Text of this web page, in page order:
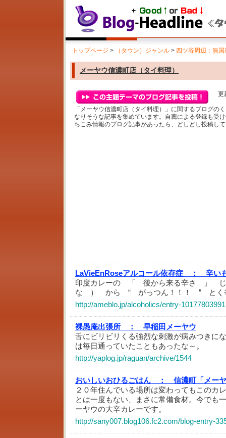
トップページ > （タウン）ジャンル > 四ツ谷周辺：無
メーヤウ信濃町店（タイ料理）
更
「メーヤウ信濃町店（タイ料理）」に関するブログの
なりそうな記事を集めています。自薦による登録も受
ちこみ情報のブログ記事があったら、どしどし投稿し
LaVieEnRoseアルコール依存症 ：
辛い
印度カレーの 「 後から来る辛さ 」
な ） から “ がっつん！！！ ” とく辛
http://ameblo.jp/alcoholics/entry-
裸愚庵出張所 ：
早稲田メーヤウ
舌にビリビリくる強烈な刺激が病みつきに
は毎日通っていたこともあったな～。
http://yaplog.jp/raguan/archive/1544
おいしいおひるごはん ：
信濃町「メー
２０年住んでいる場所は変わってもこのカ
とは一度もない、まさに常備食材。今でも
ーヤウの大辛カレーです。
http://sany007.blog106.fc2.com/blog-entry-